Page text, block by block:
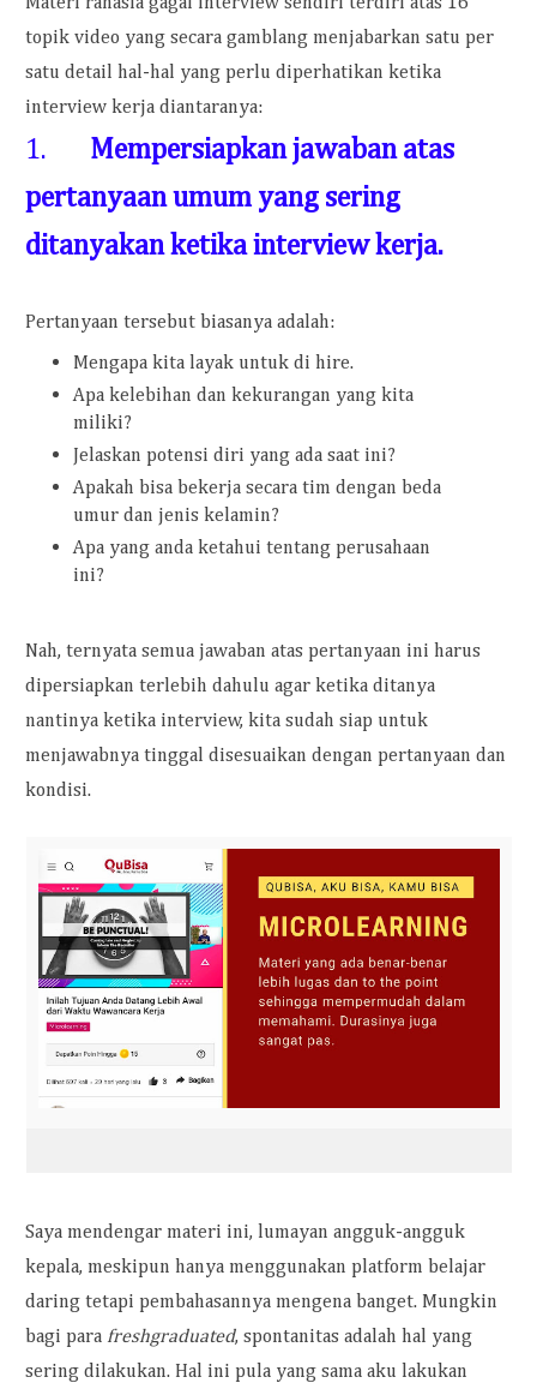
topik video yang secara gamblang menjabarkan satu per
satu detail hal-hal yang perlu diperhatikan ketika
interview kerja diantaranya:
1.
Mempersiapkan jawaban atas
pertanyaan umum yang sering
ditanyakan ketika interview kerja.
Pertanyaan tersebut biasanya adalah:
Mengapa kita layak untuk di hire.
Apa kelebihan dan kekurangan yang kita
miliki?
Jelaskan potensi diri yang ada saat ini?
Apakah bisa bekerja secara tim dengan beda
umur dan jenis kelamin?
Apa yang anda ketahui tentang perusahaan
ini?
Nah, ternyata semua jawaban atas pertanyaan ini harus
dipersiapkan terlebih dahulu agar ketika ditanya
nantinya ketika interview, kita sudah siap untuk
menjawabnya tinggal disesuaikan dengan pertanyaan dan
kondisi.
Saya mendengar materi ini, lumayan angguk-angguk
kepala, meskipun hanya menggunakan platform belajar
daring tetapi pembahasannya mengena banget. Mungkin
bagi para freshgraduated, spontanitas adalah hal yang
sering dilakukan. Hal ini pula yang sama aku lakukan